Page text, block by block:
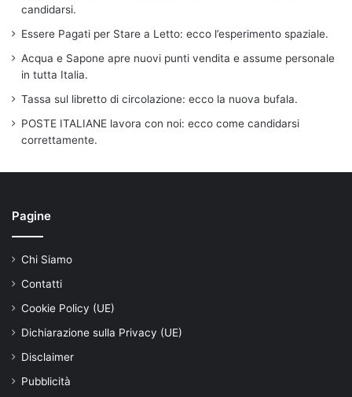
candidarsi.
Essere Pagati per Stare a Letto: ecco l’esperimento spaziale.
Acqua e Sapone apre nuovi punti vendita e assume personale
in tutta Italia.
Tassa sul libretto di circolazione: ecco la nuova bufala.
POSTE ITALIANE lavora con noi: ecco come candidarsi
correttamente.
Pagine
Chi Siamo
Contatti
Cookie Policy (UE)
Dichiarazione sulla Privacy (UE)
Disclaimer
Pubblicità